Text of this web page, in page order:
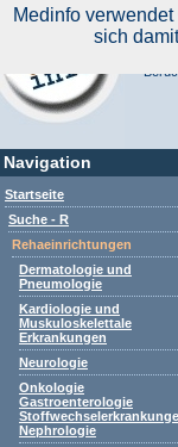
Navigation
Startseite
Suche - R
Rehaeinrichtungen
Dermatologie und
Pneumologie
Kardiologie und
Muskuloskelettale
Erkrankungen
Neurologie
Onkologie
Gastroenterologie
Nephrologie
Medinfo
sich